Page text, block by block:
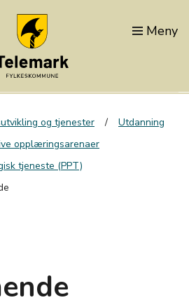
Meny
og tjenester
Utdanning
opplæringsarenaer
tjeneste (PPT)